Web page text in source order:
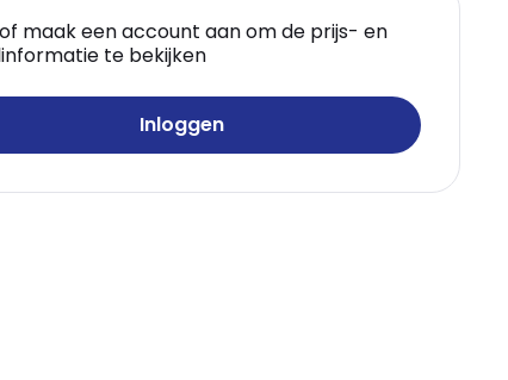
of maak een account aan om de prijs- en
te bekijken
Inloggen